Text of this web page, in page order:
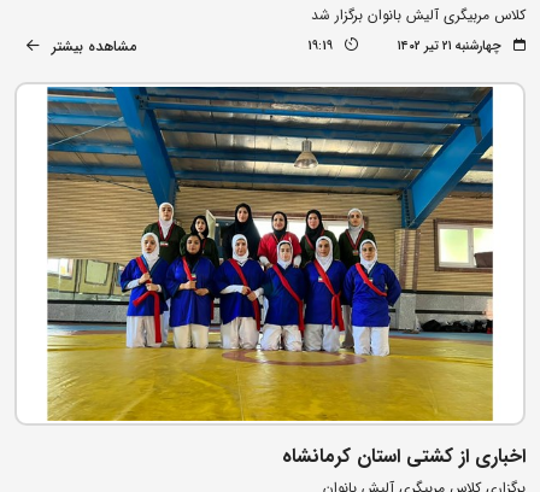
کلاس مربیگری آلیش بانوان برگزار شد
چهارشنبه ۲۱ تیر ۱۴۰۲ 19:19 مشاهده بیشتر
اخباری از کشتی استان کرمانشاه